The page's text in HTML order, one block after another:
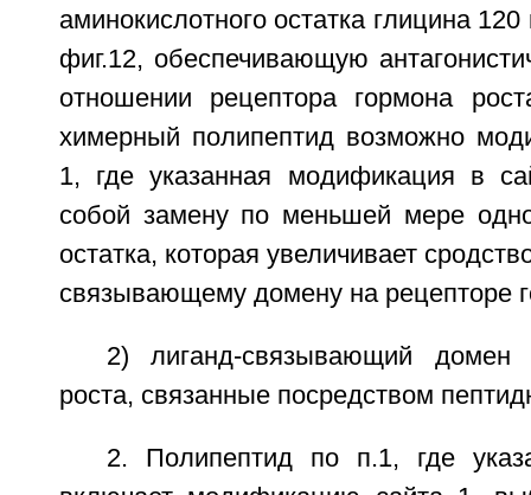
аминокислотного остатка глицина
фиг.12, обеспечивающую
отношении рецептора гормона
химерный полипептид возможно
1, где указанная модификация в
собой замену по меньшей мере
остатка, которая увеличивает
связывающему домену на рецепторе
2) лиганд-связывающий домен
роста, связанные посредством
2. Полипептид по п.1, где